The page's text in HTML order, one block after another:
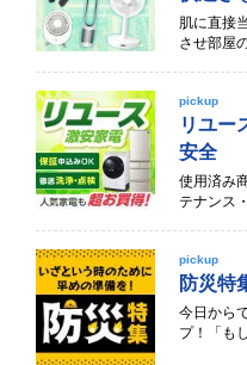
肌に直接
させ部屋
pickup
リユー
安全
使用済み
テナンス
pickup
防災特
今日から
プ！「も